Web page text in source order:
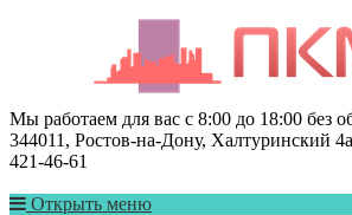
Мы работаем для вас с 8:00 до 18:00 без
344011, Ростов-на-Дону, Халтуринский
421-46-61
Открыть меню